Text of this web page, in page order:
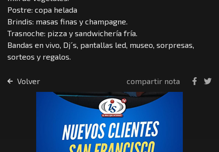
Postre: copa helada
Brindis: masas finas y champagne.
Trasnoche: pizza y sandwichería fría.
Bandas en vivo, Dj´s, pantallas led, museo, sorpresas,
sorteos y regalos.
Volver compartir nota